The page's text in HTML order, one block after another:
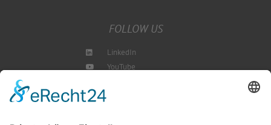
FOLLOW US
LinkedIn
YouTube